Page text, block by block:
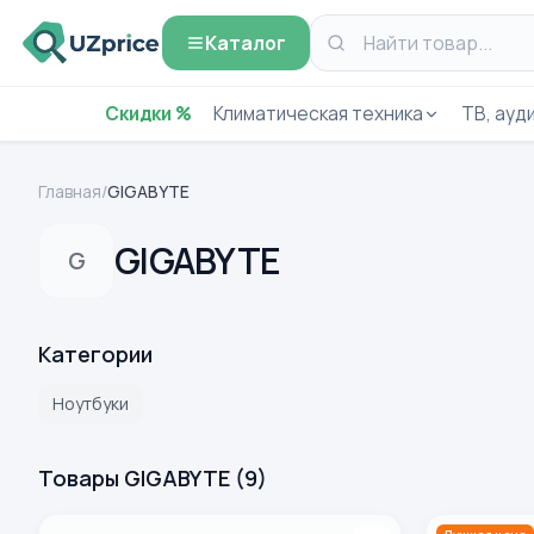
Каталог
Скидки % Климатическая техника ТВ,
Главная/GIGABYTE
G GIGABYTE
Категории
Ноутбуки
Товары GIGABYTE (9)
Ноутбук Gigabyte AERO X16 1TH (AMD Ryzen AI 7-350/
Ноутбук